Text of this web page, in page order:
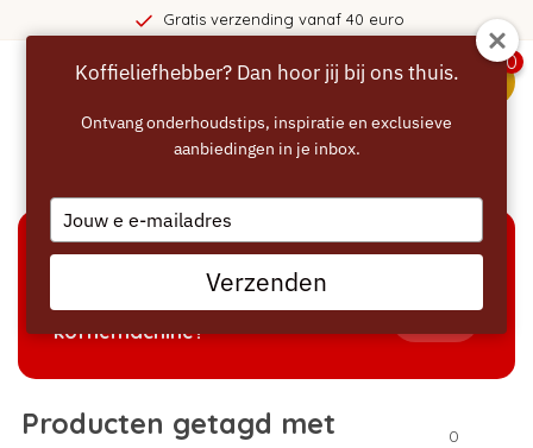
Gratis verzending vanaf 40 euro
0
Welke producten passen bij mijn
koffiemachine?
Producten getagd met
0
Koffieliefhebber? Dan hoor jij bij ons thuis.
Ontvang onderhoudstips, inspiratie en exclusieve
aanbiedingen in je inbox.
Type
your
email
Verzenden